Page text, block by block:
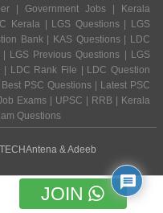
JOIN
| Government Jobs | Kerala
Kerala | LGS Questions | LGS
Bank | KAS Questions | LDC
LGS Previous Questions | LGS
LDC Rank File | LDC Question
PSC Questions | Latest PSC
Exams | UPSC | RRB | Kerala
Questions
TECHAntena & Adeeb